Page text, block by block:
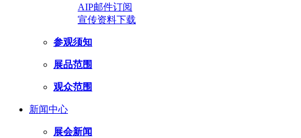
AIP邮件订阅
宣传资料下载
参观须知
展品范围
观众范围
新闻中心
展会新闻